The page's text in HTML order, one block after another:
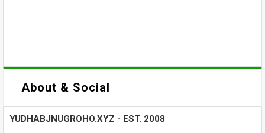
About & Social
YUDHABJNUGROHO.XYZ - EST. 2008